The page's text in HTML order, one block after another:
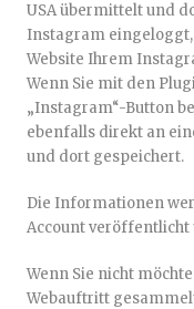
USA übermittelt und
Instagram
Website Ihrem
Wenn Sie mit den
„Instagram“-Button
ebenfalls direkt an
und dort gespeichert.
Die Informationen
Account
Wenn Sie nicht
Webauftritt